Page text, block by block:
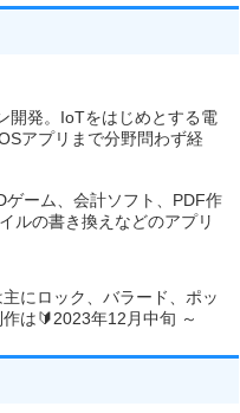
開発。IoTをはじめとする電
アプリまで分野問わず経
ーム、会計ソフト、PDF作
ルの書き換えなどのアプリ
にロック、バラード、ポッ
は🔰2023年12月中旬 ～